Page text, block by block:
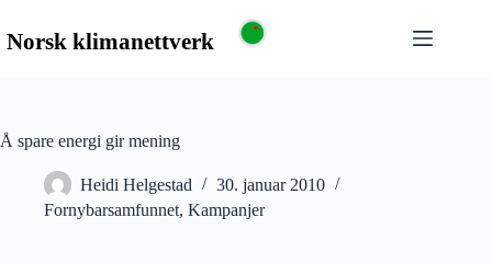
Å spare energi gir mening
Heidi Helgestad
30. januar 2010
Fornybarsamfunnet, Kampanjer